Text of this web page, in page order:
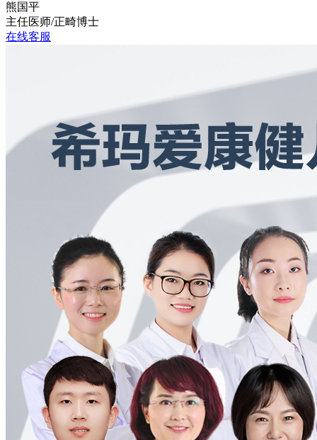
熊国平
主任医师/正畸博士
在线客服